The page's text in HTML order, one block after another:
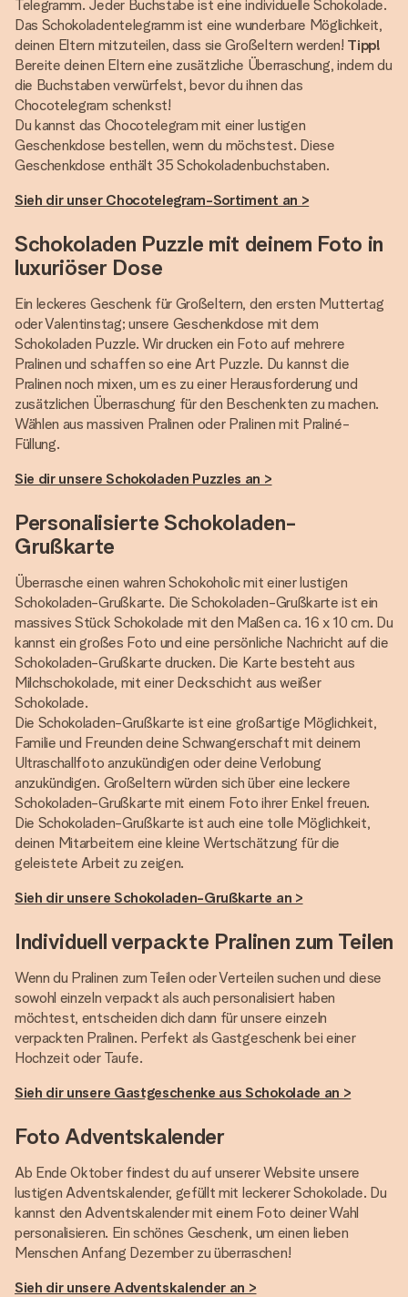
Telegramm. Jeder Buchstabe ist eine individuelle Schokolade.
Das Schokoladentelegramm ist eine wunderbare Möglichkeit,
deinen Eltern mitzuteilen, dass sie Großeltern werden! Tipp!
Bereite deinen Eltern eine zusätzliche Überraschung, indem du
die Buchstaben verwürfelst, bevor du ihnen das
Chocotelegram schenkst!
Du kannst das Chocotelegram mit einer lustigen
Geschenkdose bestellen, wenn du möchstest. Diese
Geschenkdose enthält 35 Schokoladenbuchstaben.
Sieh dir unser Chocotelegram-Sortiment an >
Schokoladen Puzzle mit deinem Foto in
luxuriöser Dose
Ein leckeres Geschenk für Großeltern, den ersten Muttertag
oder Valentinstag; unsere Geschenkdose mit dem
Schokoladen Puzzle. Wir drucken ein Foto auf mehrere
Pralinen und schaffen so eine Art Puzzle. Du kannst die
Pralinen noch mixen, um es zu einer Herausforderung und
zusätzlichen Überraschung für den Beschenkten zu machen.
Wählen aus massiven Pralinen oder Pralinen mit Praliné-
Füllung.
Sie dir unsere Schokoladen Puzzles an >
Personalisierte Schokoladen-
Grußkarte
Überrasche einen wahren Schokoholic mit einer lustigen
Schokoladen-Grußkarte. Die Schokoladen-Grußkarte ist ein
massives Stück Schokolade mit den Maßen ca. 16 x 10 cm. Du
kannst ein großes Foto und eine persönliche Nachricht auf die
Schokoladen-Grußkarte drucken. Die Karte besteht aus
Milchschokolade, mit einer Deckschicht aus weißer
Schokolade.
Die Schokoladen-Grußkarte ist eine großartige Möglichkeit,
Familie und Freunden deine Schwangerschaft mit deinem
Ultraschallfoto anzukündigen oder deine Verlobung
anzukündigen. Großeltern würden sich über eine leckere
Schokoladen-Grußkarte mit einem Foto ihrer Enkel freuen.
Die Schokoladen-Grußkarte ist auch eine tolle Möglichkeit,
deinen Mitarbeitern eine kleine Wertschätzung für die
geleistete Arbeit zu zeigen.
Sieh dir unsere Schokoladen-Grußkarte an >
Individuell verpackte Pralinen zum Teilen
Wenn du Pralinen zum Teilen oder Verteilen suchen und diese
sowohl einzeln verpackt als auch personalisiert haben
möchtest, entscheiden dich dann für unsere einzeln
verpackten Pralinen. Perfekt als Gastgeschenk bei einer
Hochzeit oder Taufe.
Sieh dir unsere Gastgeschenke aus Schokolade an >
Foto Adventskalender
Ab Ende Oktober findest du auf unserer Website unsere
lustigen Adventskalender, gefüllt mit leckerer Schokolade. Du
kannst den Adventskalender mit einem Foto deiner Wahl
personalisieren. Ein schönes Geschenk, um einen lieben
Menschen Anfang Dezember zu überraschen!
Sieh dir unsere Adventskalender an >